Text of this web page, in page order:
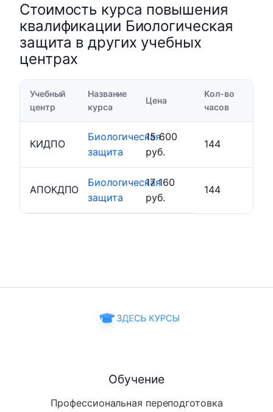
Стоимость курса повышения
квалификации Биологическая
защита в других учебных
центрах
Учебный
центр
Название
курса
Цена
Кол-во
часов
КИДПО
Биологическая
защита
15 600
руб.
144
АПОКДПО
Биологическая
защита
17 160
руб.
144
Обучение
Профессиональная переподготовка